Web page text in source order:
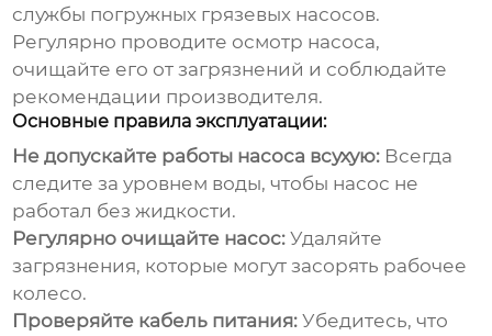
службы погружных грязевых насосов.
Регулярно проводите осмотр насоса,
очищайте его от загрязнений и соблюдайте
рекомендации производителя.
Основные правила эксплуатации:
Не допускайте работы насоса всухую: Всегда
следите за уровнем воды, чтобы насос не
работал без жидкости.
Регулярно очищайте насос: Удаляйте
загрязнения, которые могут засорять рабочее
колесо.
Проверяйте кабель питания: Убедитесь, что